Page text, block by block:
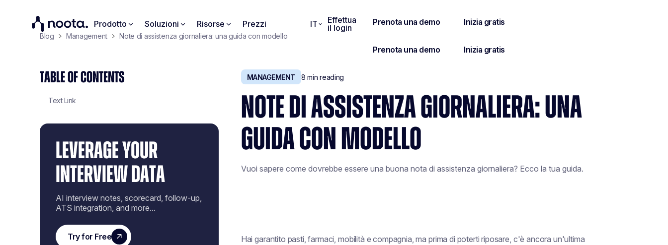
Prodotto Soluzioni Risorse Prezzi IT
Effettua
il login
Blog Management Note di assistenza giornaliera: una guida con modello
TABLE OF CONTENTS
Text Link
LEVERAGE YOUR
INTERVIEW DATA
AI interview notes, scorecard, follow-up,
ATS integration, and more...
MANAGEMENT 8 min reading
NOTE DI ASSISTENZA GIORNALIERA: UNA
GUIDA CON MODELLO
Vuoi sapere come dovrebbe essere una buona nota di assistenza giornaliera? Ecco la tua guida.
Hai garantito pasti, farmaci, mobilità e compagnia, ma prima di poterti riposare, c'è ancora un'ultima